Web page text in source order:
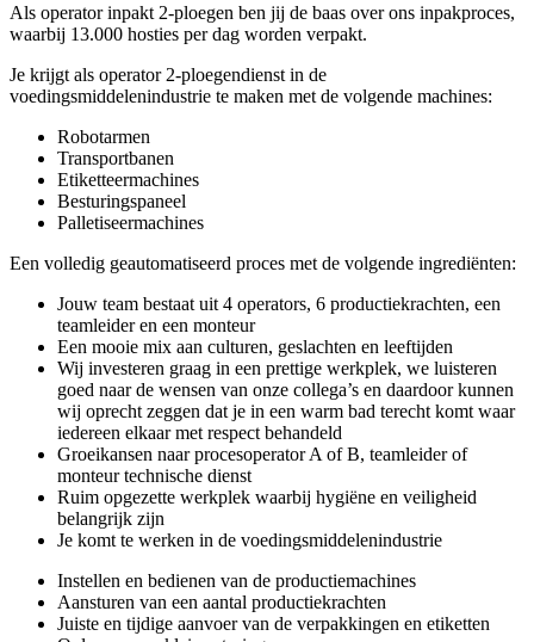
Als operator inpakt 2-ploegen ben jij de baas over ons inpakproces,
waarbij 13.000 hosties per dag worden verpakt.
Je krijgt als operator 2-ploegendienst in de
voedingsmiddelenindustrie te maken met de volgende machines:
Robotarmen
Transportbanen
Etiketteermachines
Besturingspaneel
Palletiseermachines
Een volledig geautomatiseerd proces met de volgende ingrediënten:
Jouw team bestaat uit 4 operators, 6 productiekrachten, een
teamleider en een monteur
Een mooie mix aan culturen, geslachten en leeftijden
Wij investeren graag in een prettige werkplek, we luisteren
goed naar de wensen van onze collega’s en daardoor kunnen
wij oprecht zeggen dat je in een warm bad terecht komt waar
iedereen elkaar met respect behandeld
Groeikansen naar procesoperator A of B, teamleider of
monteur technische dienst
Ruim opgezette werkplek waarbij hygiëne en veiligheid
belangrijk zijn
Je komt te werken in de voedingsmiddelenindustrie
Instellen en bedienen van de productiemachines
Aansturen van een aantal productiekrachten
Juiste en tijdige aanvoer van de verpakkingen en etiketten